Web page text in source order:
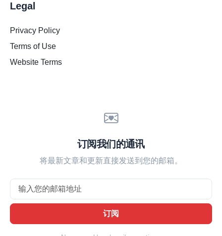
Legal
Privacy Policy
Terms of Use
Website Terms
订阅我们的通讯
将最新文章和更新直接发送到您的邮箱。
订阅